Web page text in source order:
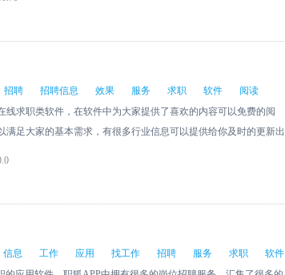
招聘 招聘信息 效果 服务 求职 软件
阅读
线求职类软件，在软件中为大家提供了喜欢的内容可以免费的阅
满足大家的基本需求，有很多行业信息可以提供给你及时的更新出
审核给你最优质的服务效果。
信息 工作 应用 找工作 招聘 服务 求职
软件